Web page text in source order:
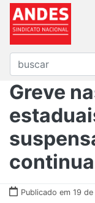
Greve
continua
Publicado em 19